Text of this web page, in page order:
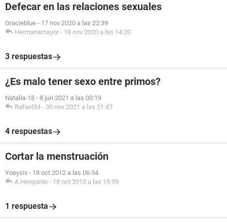
Defecar en las relaciones sexuales
Gracieblue - 17 nov 2020 a las 22:39
Hermanamayor - 18 nov 2020 a las 14:20
3 respuestas
¿Es malo tener sexo entre primos?
Natalia-18 - 8 jun 2021 a las 00:19
Rafael34 - 30 nov 2021 a las 21:47
4 respuestas
Cortar la menstruación
Yoeysix - 18 oct 2012 a las 06:34
A.Herquinio - 18 oct 2012 a las 15:59
1 respuesta